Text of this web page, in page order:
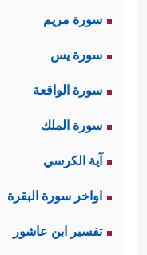
سورة مريم
سورة يس
سورة الواقعة
سورة الملك
آية الكرسي
اواخر سورة البقرة
تفسير ابن عاشور